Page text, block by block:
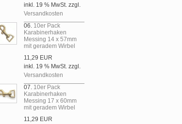
inkl. 19 % MwSt. zzgl.
Versandkosten
06. 10er Pack
Karabinerhaken
Messing 14 x 57mm
mit geradem Wirbel
11,29 EUR
inkl. 19 % MwSt. zzgl.
Versandkosten
07. 10er Pack
Karabinerhaken
Messing 17 x 60mm
mit geradem Wirbel
11,29 EUR